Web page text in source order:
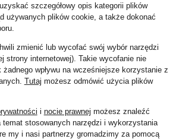
Kamizelka puchowa
CLION-D
MAURIZIO
kamizelka
1 949 zł
Najniższa cena:
szczegółowy opis kategorii plików
używanych plików cookie, a także dokonać
zmienić lub wycofać swój wybór narzędzi
strony internetowej). Takie wycofanie nie
żadnego wpływu na wcześniejsze korzystanie z
Tutaj możesz odmówić użycia plików
i nocie prawnej możesz znaleźć
temat stosowanych narzędzi i wykorzystania
my i nasi partnerzy gromadzimy za pomocą